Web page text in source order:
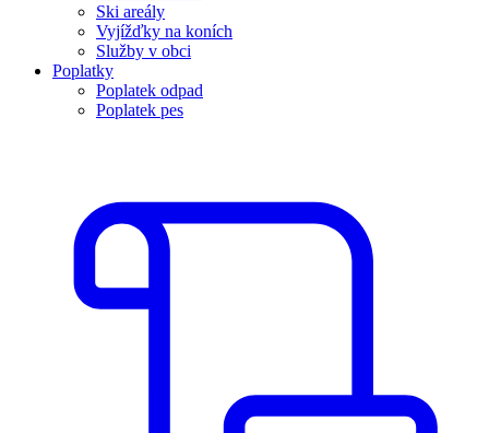
Ski areály
Vyjížďky na koních
Služby v obci
Poplatky
Poplatek odpad
Poplatek pes